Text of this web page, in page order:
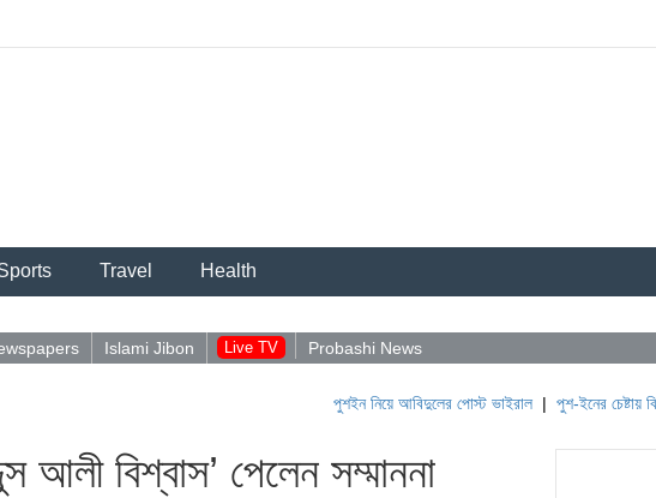
Travel Health
Islami Jibon Live TV Probashi News
পুশইন নিয়ে আবিদুলের পোস্ট ভাইরাল| পুশ-ইনের চেষ্টায় বিএসএফ,
আলী বিশ্বাস’ পেলেন সম্মাননা